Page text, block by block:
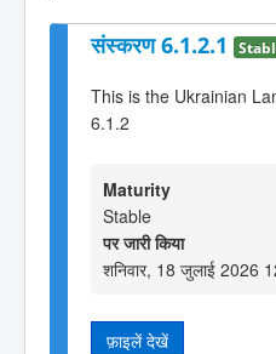
संस्करण 6.1.2.1
This is the Ukrainian
6.1.2
Maturity
Stable
पर जारी किया
शनिवार, 18 जुलाई 2026
फ़ाइलें देखें